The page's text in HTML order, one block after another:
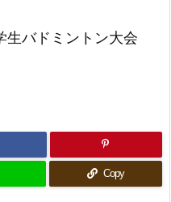
生バドミントン大会
Copy